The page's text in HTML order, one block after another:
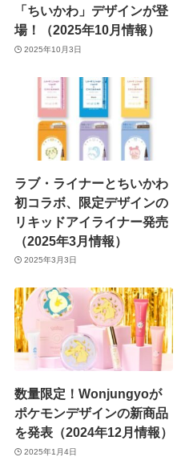
「ちいかわ」デザインが登
場！（2025年10月情報）
2025年10月3日
ラブ・ライナーとちいかわ
初コラボ、限定デザインの
リキッドアイライナー発売
（2025年3月情報）
2025年3月3日
数量限定！Wonjungyoが
ポケモンデザインの新商品
を発表（2024年12月情報）
2025年1月4日